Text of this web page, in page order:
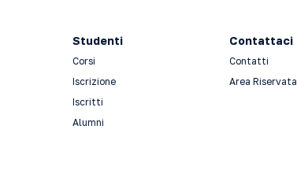
Studenti
Corsi
Iscrizione
Iscritti
Alumni
Contattaci
Contatti
Area Riservata